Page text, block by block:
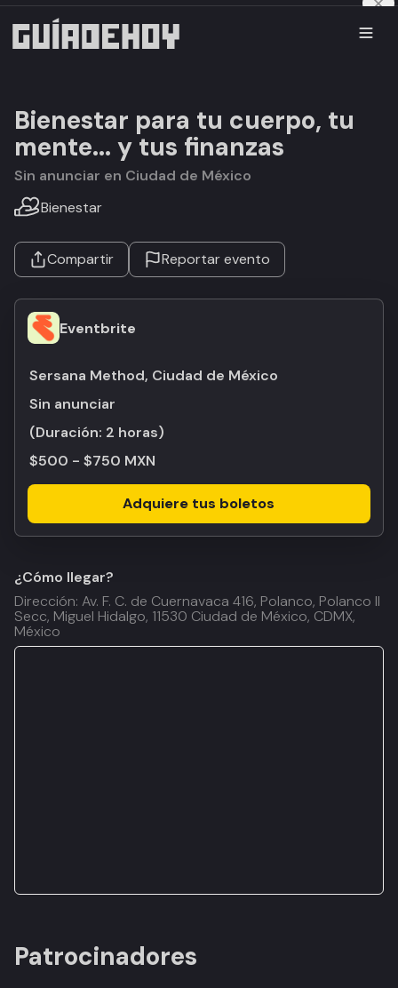
Bienestar para tu cuerpo, tu
mente... y tus finanzas
Sin anunciar en Ciudad de México
Bienestar
Compartir Reportar evento
Eventbrite
Sersana Method, Ciudad de México
Sin anunciar
(Duración: 2 horas)
$500 - $750 MXN
Adquiere tus boletos
¿Cómo llegar?
Dirección: Av. F. C. de Cuernavaca 416, Polanco, Polanco II
Secc, Miguel Hidalgo, 11530 Ciudad de México, CDMX,
México
Patrocinadores